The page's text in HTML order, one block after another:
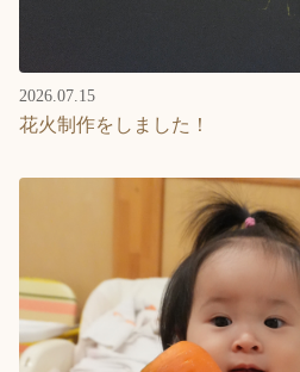
2026.07.15
花火制作をしました！